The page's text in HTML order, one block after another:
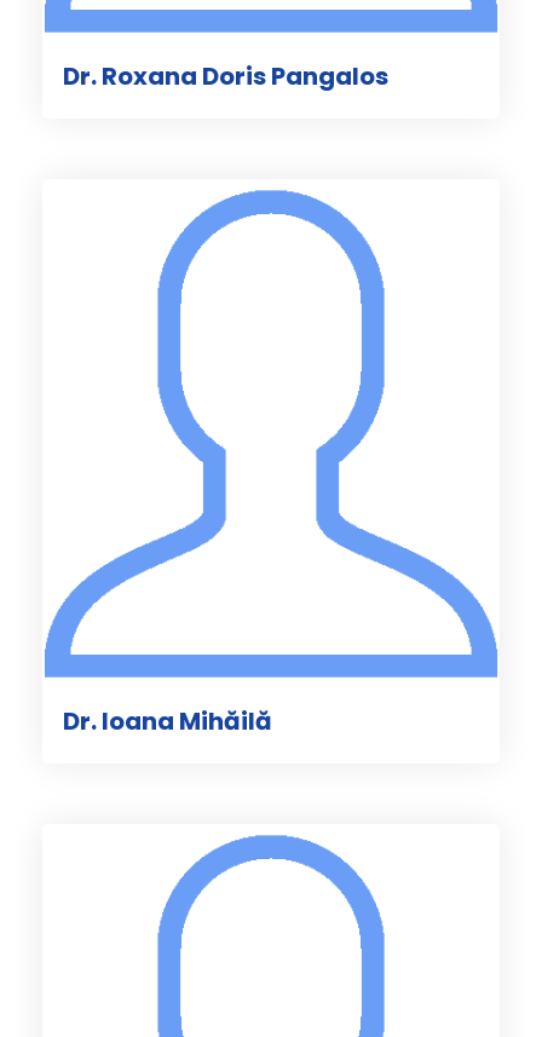
Dr. Roxana Doris Pangalos
Dr. Ioana Mihăilă